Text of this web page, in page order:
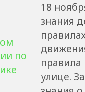
по
18
знания
правила
улице.